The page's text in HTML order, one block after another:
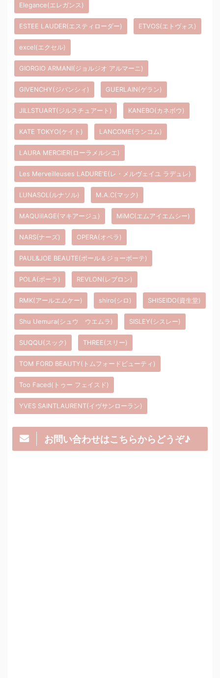
Elegance(エレガンス)
ESTEE LAUDER(エスティローダー) ETVOS(エトヴォス)
excel(エクセル)
GIORGIO ARMANI(ジョルジオ アルマーニ)
GIVENCHY(ジバンシィ) GUERLAIN(ゲラン)
JILLSTUART(ジルスチュアート) KANEBO(カネボウ)
KATE TOKYO(ケイト) LANCOME(ランコム)
LAURA MERCIER(ローラメルシエ)
Les Merveilleuses LADURE'E(レ・メルヴェイユ ラデュレ)
LUNASOL(ルナソル) M.A.C(マック)
MAQUillAGE(マキアージュ) MiMC(エムアイエムシー)
NARS(ナーズ) OPERA(オペラ)
PAUL&JOE BEAUTE(ポール＆ジョーボーテ)
POLA(ポーラ) REVLON(レブロン)
RMK(アールエムケー) shiro(シロ) SHISEIDO(資生堂)
Shu Uemura(シュウ ウエムラ) SISLEY(シスレー)
SUQQU(スック) THREE(スリー)
TOM FORD BEAUTY(トムフォードビューティ)
Too Faced(トゥー フェイスド)
YVES SAINTLAURENT(イヴサンローラン)
お問い合わせはこちらからどうぞ♪